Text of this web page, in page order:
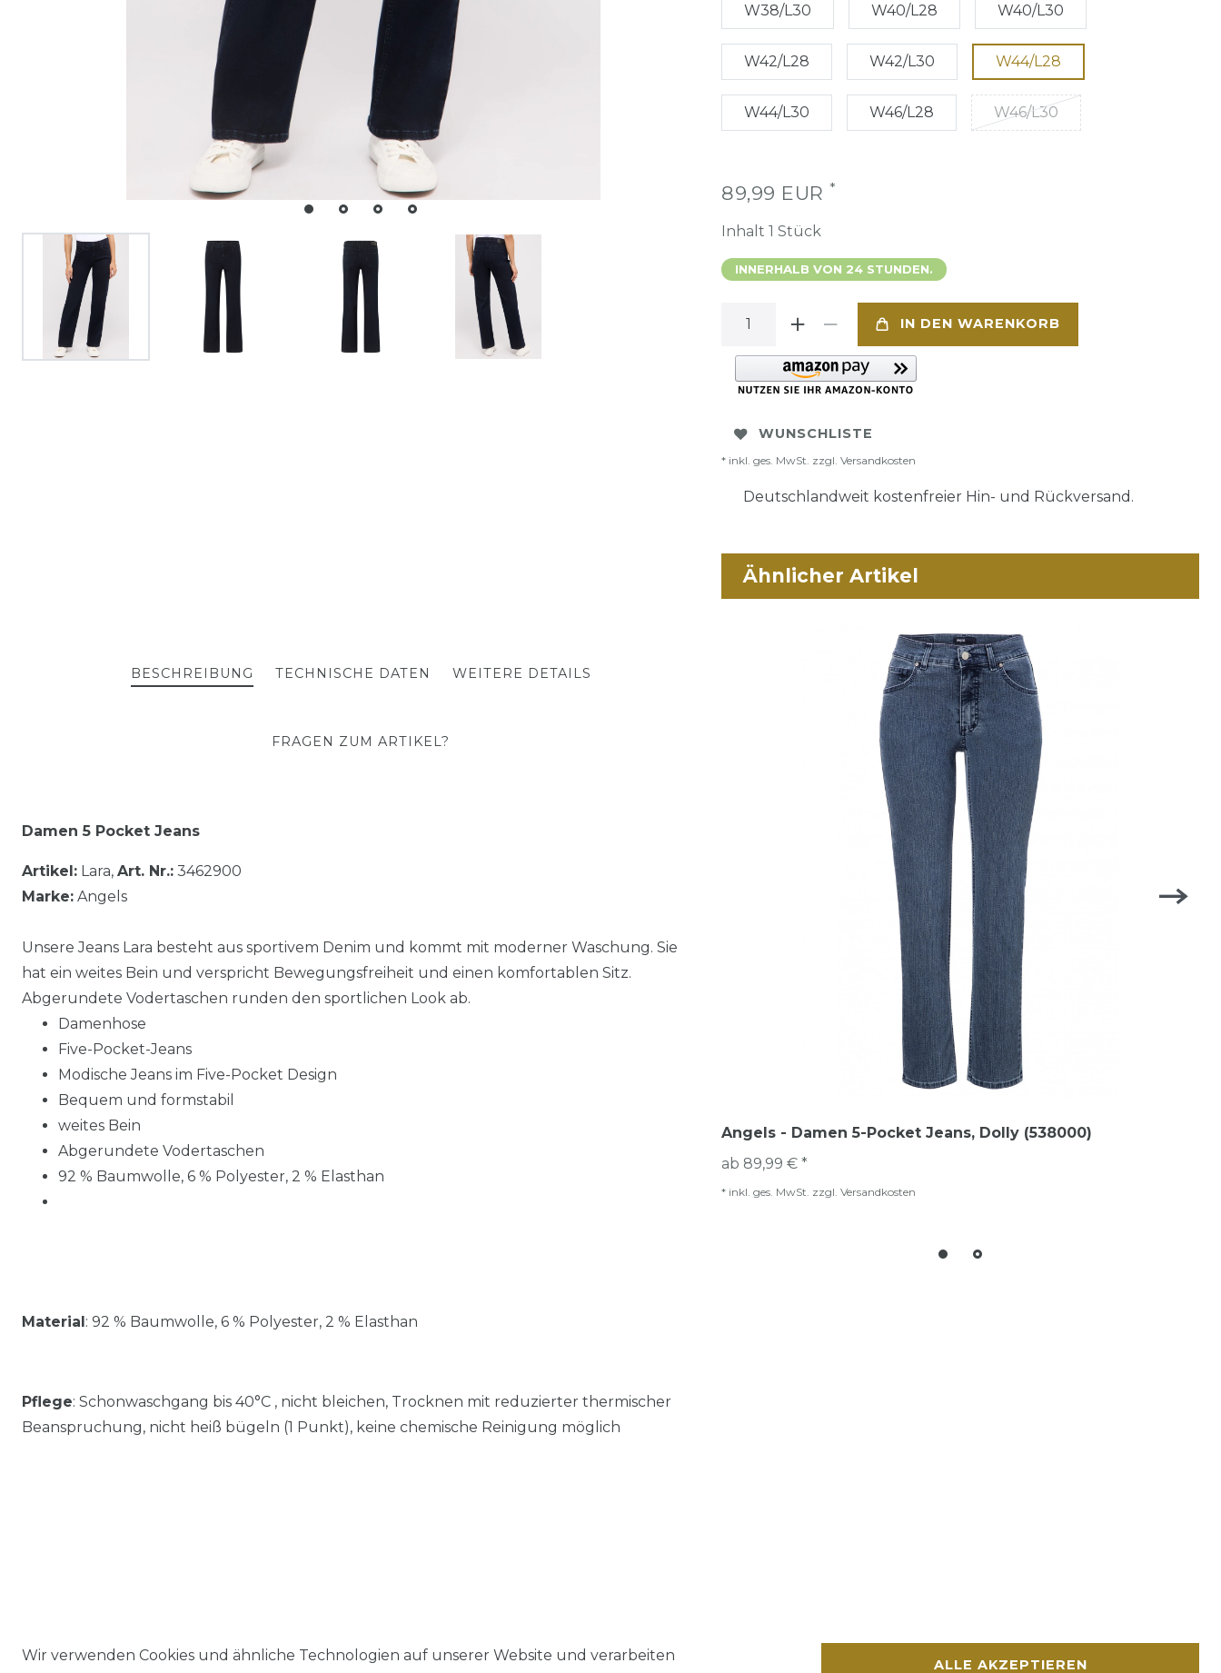
W38/L30 W40/L28 W40/L30
W42/L28 W42/L30 W44/L28
W44/L30 W46/L28 W46/L30
89,99 EUR *
Inhalt 1 Stück
INNERHALB VON 24 STUNDEN.
IN DEN WARENKORB
WUNSCHLISTE
* inkl. ges. MwSt. zzgl. Versandkosten
Deutschlandweit kostenfreier Hin- und Rückversand.
BESCHREIBUNG TECHNISCHE DATEN WEITERE DETAILS
FRAGEN ZUM ARTIKEL?
Damen 5 Pocket Jeans
Artikel: Lara, Art. Nr.: 3462900
Marke: Angels
Unsere Jeans Lara besteht aus sportivem Denim und kommt mit moderner Waschung. Sie
hat ein weites Bein und verspricht Bewegungsfreiheit und einen komfortablen Sitz.
Abgerundete Vodertaschen runden den sportlichen Look ab.
Damenhose
Five-Pocket-Jeans
Modische Jeans im Five-Pocket Design
Bequem und formstabil
weites Bein
Abgerundete Vodertaschen
92 % Baumwolle, 6 % Polyester, 2 % Elasthan
Material: 92 % Baumwolle, 6 % Polyester, 2 % Elasthan
Pflege: Schonwaschgang bis 40°C , nicht bleichen, Trocknen mit reduzierter thermischer
Beanspruchung, nicht heiß bügeln (1 Punkt), keine chemische Reinigung möglich
Ähnlicher Artikel
Angels - Damen 5-Pocket Jeans, Dolly (538000)
ab 89,99 € *
* inkl. ges. MwSt. zzgl. Versandkosten
Wir verwenden Cookies und ähnliche Technologien auf unserer Website und verarbeiten
ALLE AKZEPTIEREN